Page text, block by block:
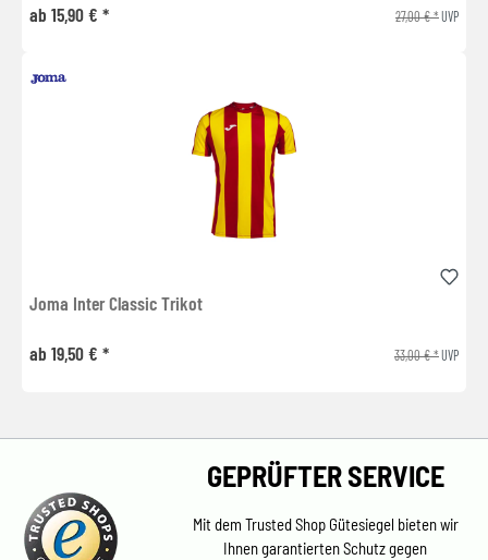
ab 15,90 € * 27,00 € *UVP
Joma Inter Classic Trikot
ab 19,50 € * 33,00 € *UVP
GEPRÜFTER SERVICE
Mit dem Trusted Shop Gütesiegel bieten wir
Ihnen garantierten Schutz gegen